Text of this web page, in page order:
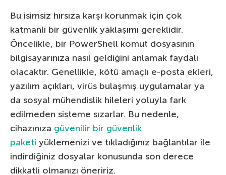
Bu isimsiz hırsıza karşı korunmak için çok
katmanlı bir güvenlik yaklaşımı gereklidir.
Öncelikle, bir PowerShell komut dosyasının
bilgisayarınıza nasıl geldiğini anlamak faydalı
olacaktır. Genellikle, kötü amaçlı e-posta ekleri,
yazılım açıkları, virüs bulaşmış uygulamalar ya
da sosyal mühendislik hileleri yoluyla fark
edilmeden sisteme sızarlar. Bu nedenle,
cihazınıza güvenilir bir güvenlik
paketi yüklemenizi ve tıkladığınız bağlantılar ile
indirdiğiniz dosyalar konusunda son derece
dikkatli olmanızı öneririz.